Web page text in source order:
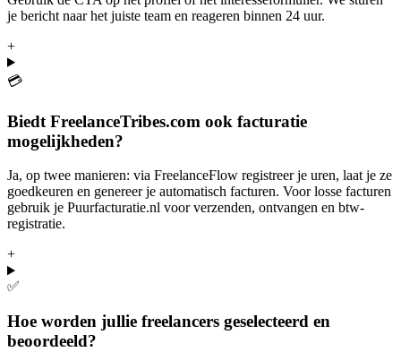
je bericht naar het juiste team en reageren binnen 24 uur.
+
💳
Biedt FreelanceTribes.com ook facturatie
mogelijkheden?
Ja, op twee manieren: via FreelanceFlow registreer je uren, laat je ze
goedkeuren en genereer je automatisch facturen. Voor losse facturen
gebruik je Puurfacturatie.nl voor verzenden, ontvangen en btw-
registratie.
+
✅
Hoe worden jullie freelancers geselecteerd en
beoordeeld?